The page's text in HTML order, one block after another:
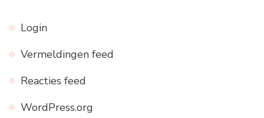
Login
Vermeldingen feed
Reacties feed
WordPress.org